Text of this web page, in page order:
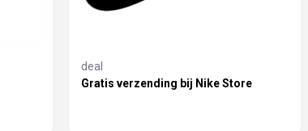
deal
Gratis verzending bij Nike Store